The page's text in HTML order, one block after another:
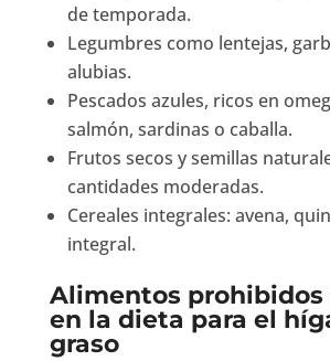
de temporada.
Legumbres como lentejas,
alubias.
Pescados azules, ricos en
salmón, sardinas o caballa.
Frutos secos y semillas
cantidades moderadas.
Cereales integrales: avena,
integral.
Alimentos prohibidos
en la dieta para el
graso